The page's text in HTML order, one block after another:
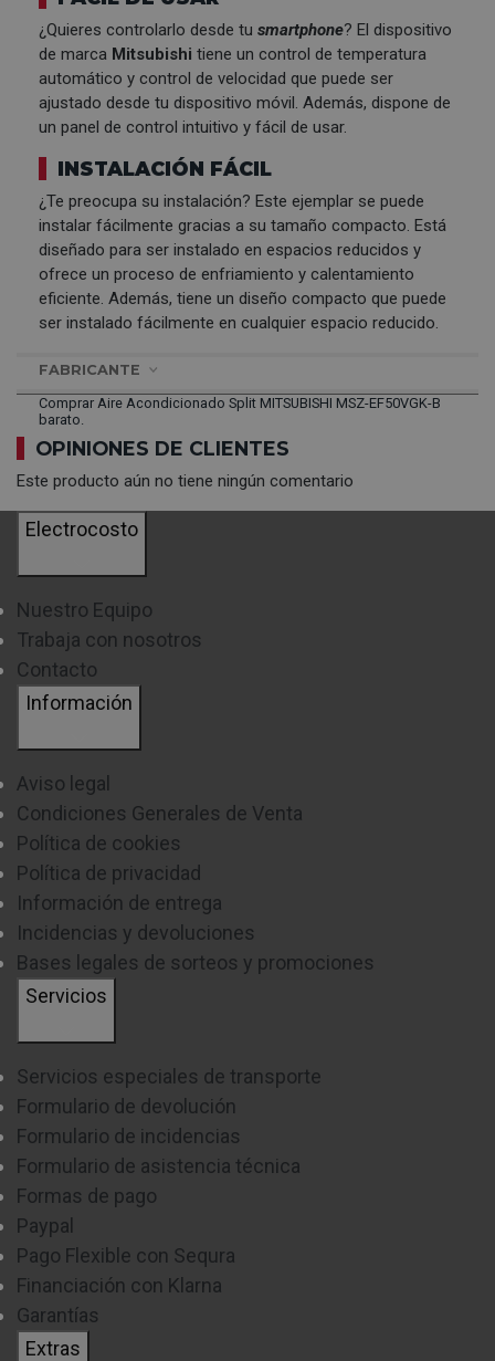
¿Quieres controlarlo desde tu smartphone? El dispositivo
de marca Mitsubishi tiene un control de temperatura
automático y control de velocidad que puede ser
ajustado desde tu dispositivo móvil. Además, dispone de
un panel de control intuitivo y fácil de usar.
INSTALACIÓN FÁCIL
¿Te preocupa su instalación? Este ejemplar se puede
instalar fácilmente gracias a su tamaño compacto. Está
diseñado para ser instalado en espacios reducidos y
ofrece un proceso de enfriamiento y calentamiento
eficiente. Además, tiene un diseño compacto que puede
ser instalado fácilmente en cualquier espacio reducido.
FABRICANTE
Comprar Aire Acondicionado Split MITSUBISHI MSZ-EF50VGK-B
barato.
OPINIONES DE CLIENTES
Este producto aún no tiene ningún comentario
Electrocosto
Nuestro Equipo
Trabaja con nosotros
Contacto
Información
Aviso legal
Condiciones Generales de Venta
Política de cookies
Política de privacidad
Información de entrega
Incidencias y devoluciones
Bases legales de sorteos y promociones
Servicios
Servicios especiales de transporte
Formulario de devolución
Formulario de incidencias
Formulario de asistencia técnica
Formas de pago
Paypal
Pago Flexible con Sequra
Financiación con Klarna
Garantías
Extras